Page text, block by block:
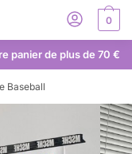
0
panier de plus de 70 €
Baseball